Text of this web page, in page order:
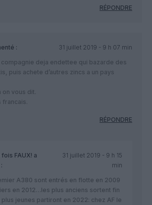
RÉPONDRE
:
31 juillet 2019 - 9 h 07 min
deja endettee qui bazarde des
puis achete d’autres zincs a un pays
on vous dit.
francais.
RÉPONDRE
fois FAUX! a
31 juillet 2019 - 9 h 15
min
A380 sont entrés en flotte en 2009
en 2012…les plus anciens sortent fin
plus jeunes partiront en 2022: chez AF le